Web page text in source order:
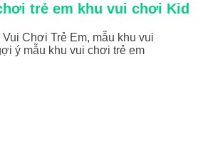
trẻ em khu vui chơi Kid